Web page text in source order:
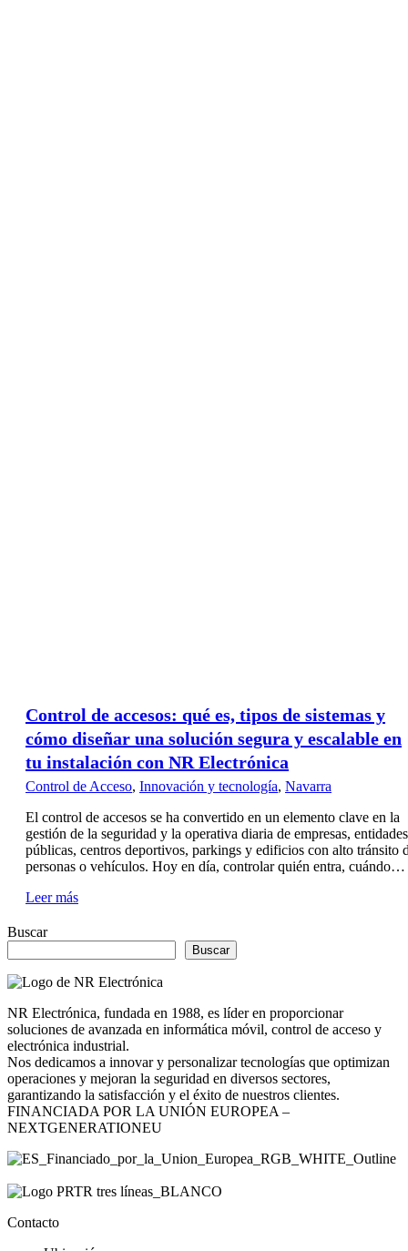
Control de accesos: qué es, tipos de sistemas y
cómo diseñar una solución segura y escalable en
tu instalación con NR Electrónica
Control de Acceso, Innovación y tecnología, Navarra
El control de accesos se ha convertido en un elemento clave en la
gestión de la seguridad y la operativa diaria de empresas, entidades
públicas, centros deportivos, parkings y edificios con alto tránsito
personas o vehículos. Hoy en día, controlar quién entra, cuándo…
Leer más
Buscar
Buscar
NR Electrónica, fundada en 1988, es líder en proporcionar
soluciones de avanzada en informática móvil, control de acceso y
electrónica industrial.
Nos dedicamos a innovar y personalizar tecnologías que optimizan
operaciones y mejoran la seguridad en diversos sectores,
garantizando la satisfacción y el éxito de nuestros clientes.
FINANCIADA POR LA UNIÓN EUROPEA –
NEXTGENERATIONEU
Contacto